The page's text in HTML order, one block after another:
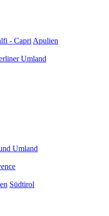
- Capri Apulien
Umland
Umland
Südtirol